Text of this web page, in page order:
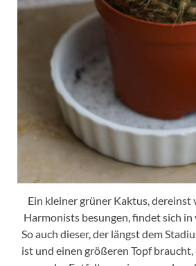
Ein kleiner grüner Kaktus, dereinst
Harmonists besungen, findet sich in
So auch dieser, der längst dem
ist und einen größeren Topf